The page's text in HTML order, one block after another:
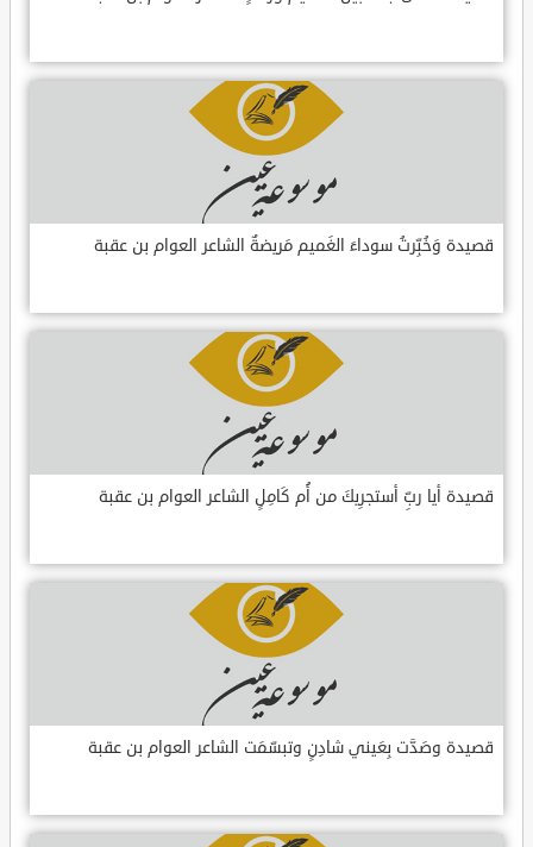
قصيدة وَخُبِّرتُ سوداءَ الغَميم مَريضةٌ الشاعر العوام بن عقبة
قصيدة أيا ربِّ أستجرِيكَ من أُم كَامِلٍ الشاعر العوام بن عقبة
قصيدة وصَدَّت بِعَيني شادِنٍ وتبسّمَت الشاعر العوام بن عقبة